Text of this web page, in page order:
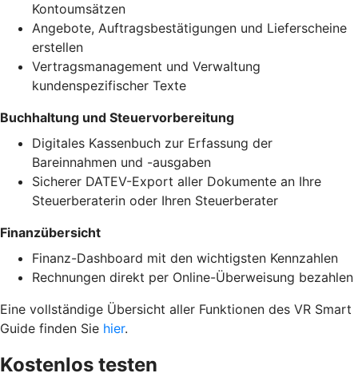
Kontoumsätzen
Angebote, Auftragsbestätigungen und Lieferscheine
erstellen
Vertragsmanagement und Verwaltung
kundenspezifischer Texte
Buchhaltung und Steuervorbereitung
Digitales Kassenbuch zur Erfassung der
Bareinnahmen und -ausgaben
Sicherer DATEV-Export aller Dokumente an Ihre
Steuerberaterin oder Ihren Steuerberater
Finanzübersicht
Finanz-Dashboard mit den wichtigsten Kennzahlen
Rechnungen direkt per Online-Überweisung bezahlen
Eine vollständige Übersicht aller Funktionen des VR Smart
Guide finden Sie hier.
Kostenlos testen